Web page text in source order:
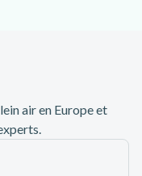
air en Europe et